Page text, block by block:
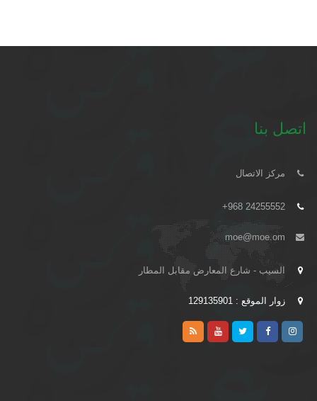
اتصل بنا
مركز الاتصال
+968 24255552
moe@moe.om
السيب - شارع المعارض مقابل المطار
زوار الموقع : 129135901